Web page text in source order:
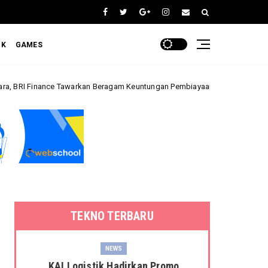
GAMES
Beragam Keuntungan Pembiayaan Kendaraan
TEKNO TERBARU
NEWS